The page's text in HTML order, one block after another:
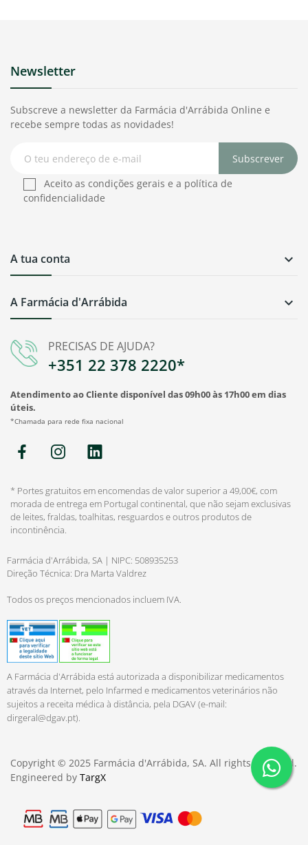
PRECISAS DE AJUDA?
+351 22 378 2220*
Atendimento ao Cliente disponível das 09h00 às 17h00 em dias
úteis.
*Chamada para rede fixa nacional
A Farmácia d'Arrábida 
A tua conta 
Newsletter
Subscreve a newsletter da Farmácia d'Arrábida Online e
recebe sempre todas as novidades!
Subscrever
Aceito as condições gerais e a política de
confidencialidade
* Portes gratuitos em encomendas de valor superior a 49,00€, com
morada de entrega em Portugal continental, que não sejam exclusivas
de leites, fraldas, toalhitas, resguardos e outros produtos de
incontinência.
Farmácia d'Arrábida, SA | NIPC: 508935253
Direção Técnica: Dra Marta Valdrez
Todos os preços mencionados incluem IVA.
A Farmácia d'Arrábida está autorizada a disponibilizar medicamentos
através da Internet, pelo Infarmed e medicamentos veterinários não
sujeitos a receita médica à distância, pela DGAV (e-mail:
dirgeral@dgav.pt).
Copyright © 2025 Farmácia d'Arrábida, SA. All rights reserved.
Engineered by TargX